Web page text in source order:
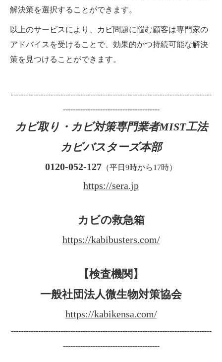
解決策を選択することができます。
以上のサービスにより、カビ問題に悩む顧客は専門家の
アドバイスを受けることで、効果的かつ持続可能な解決
策を見つけることができます。
---------------------------------------------------------------------------------
---------------------------------------
カビ取り・カビ対策専門業者MIST工法
カビバスターズ本部
0120-052-127 （平日9時から17時）
https://sera.jp
カビの救急箱
https://kabibusters.com/
【検査機関】
一般社団法人微生物対策協会
https://kabikensa.com/
---------------------------------------------------------------------------------
---------------------------------------